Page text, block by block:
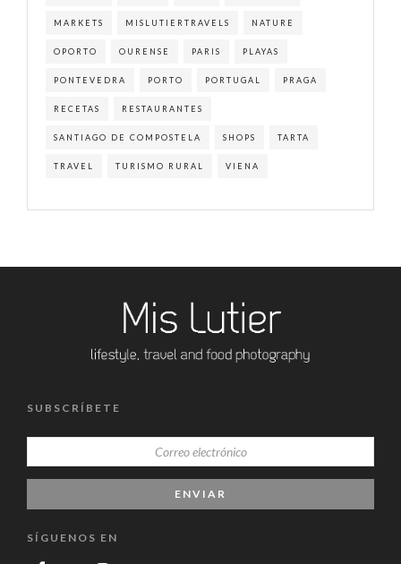
MARKETS MISLUTIERTRAVELS NATURE
OPORTO OURENSE PARIS PLAYAS
PONTEVEDRA PORTO PORTUGAL PRAGA
RECETAS RESTAURANTES
SANTIAGO DE COMPOSTELA SHOPS TARTA
TRAVEL TURISMO RURAL VIENA
SUBSCRÍBETE
SÍGUENOS EN